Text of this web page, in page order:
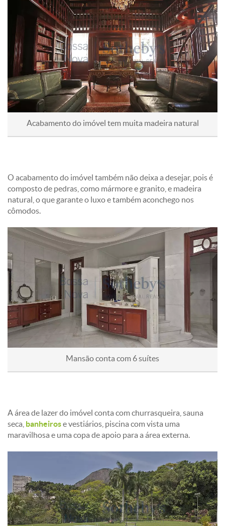
Acabamento do imóvel tem muita madeira natural
O acabamento do imóvel também não deixa a desejar, pois é
composto de pedras, como mármore e granito, e madeira
natural, o que garante o luxo e também aconchego nos
cômodos.
Mansão conta com 6 suítes
A área de lazer do imóvel conta com churrasqueira, sauna
seca,banheirose vestiários, piscina com vista uma
maravilhosa e uma copa de apoio para a área externa.